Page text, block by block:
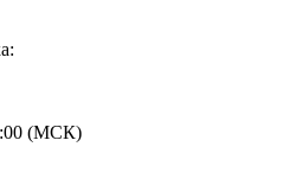
(МСК)